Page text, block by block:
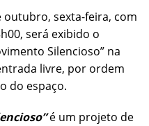
outubro, sexta-feira, com
será exibido o
Silencioso” na
livre, por ordem
do espaço.
é um projeto de